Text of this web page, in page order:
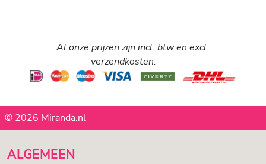
Al onze prijzen zijn incl. btw en excl.
verzendkosten.
© 2026 Miranda.nl
ALGEMEEN